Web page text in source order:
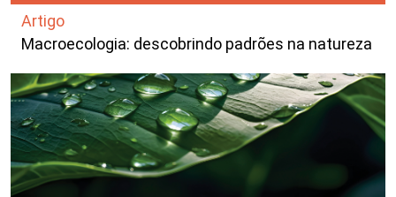
Artigo
Macroecologia: descobrindo padrões na natureza